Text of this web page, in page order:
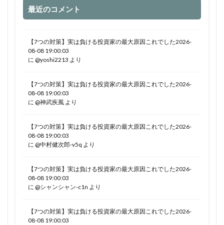
最近のコメント
【7つの対策】実は負ける投資家の最大原因これでした2026-
08-08 19:00:03
に @yoshi2213 より
【7つの対策】実は負ける投資家の最大原因これでした2026-
08-08 19:00:03
に @神武疾風 より
【7つの対策】実は負ける投資家の最大原因これでした2026-
08-08 19:00:03
に @中村健次郎-v5q より
【7つの対策】実は負ける投資家の最大原因これでした2026-
08-08 19:00:03
に @シャンシャン-c1n より
【7つの対策】実は負ける投資家の最大原因これでした2026-
08-08 19:00:03